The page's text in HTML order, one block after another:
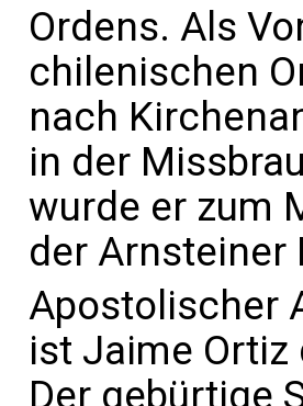
Ordens. Als
chilenischen
nach
in der
wurde er zum
der Arnsteiner
Apostolischer
ist Jaime Ortiz
Der gebürtige